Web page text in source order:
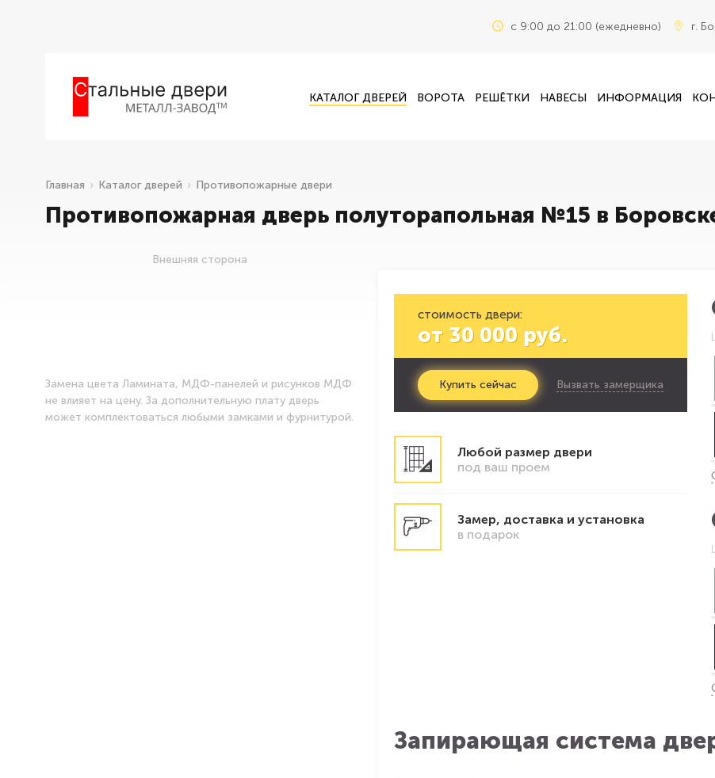
c 9:00 до 21:00 (ежедневно) г.
КАТАЛОГ ДВЕРЕЙ ВОРОТА РЕШЁТКИ НАВЕСЫ ИНФОРМАЦИЯ
Противопожарная дверь полуторапольная №15 в
Главная Каталог дверей Противопожарные двери
Внешняя сторона
Замена цвета Ламината, МДФ-панелей и рисунков МДФ
не влияет на цену. За дополнительную плату дверь
может комплектоваться любыми замками и фурнитурой.
стоимость двери:
от 30 000 руб.
Купить сейчас Вызвать замерщика
Любой размер двери
под ваш проем
Замер, доставка и установка
в подарок
Запирающая система